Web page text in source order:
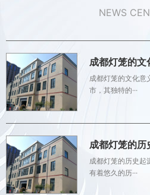
NEWS
成都灯笼的文
成都灯笼的文化意
市，其独特的···
成都灯笼的历
成都灯笼的历史起
有着悠久的历···